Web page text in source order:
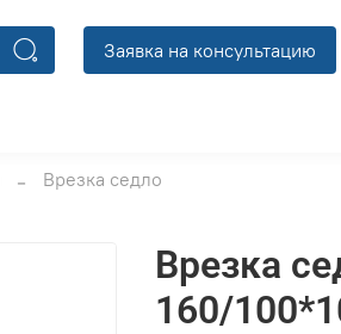
Заявка на консультацию
Врезка седло
Врезка
160/